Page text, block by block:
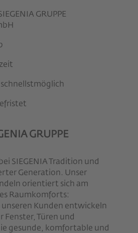
GRUPPE
schnellstmöglich
GRUPPE
SIEGENIA Tradition und
Generation. Unser
orientiert sich am
Raumkomforts:
unseren Kunden entwickeln
Fenster, Türen und
gesunde, komfortable und